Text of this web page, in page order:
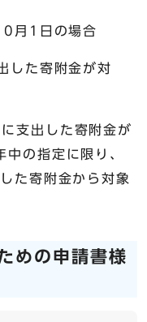
月1日の場合
した寄附金が対
支出した寄附金が
の指定に限り、
た寄附金から対象
めの申請書様